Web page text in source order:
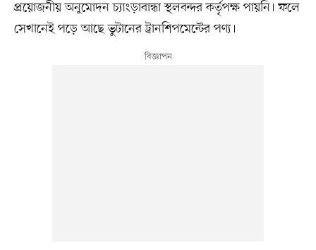
প্রয়োজনীয় অনুমোদন চ্যাংড়াবান্ধা স্থলবন্দর কর্তৃপক্ষ পায়নি। ফলে
সেখানেই পড়ে আছে ভুটানের ট্রানশিপমেন্টের পণ্য।